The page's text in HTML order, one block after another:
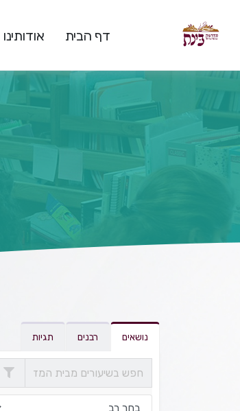
דף הבית אודותינו
נושאים רבנים תגיות